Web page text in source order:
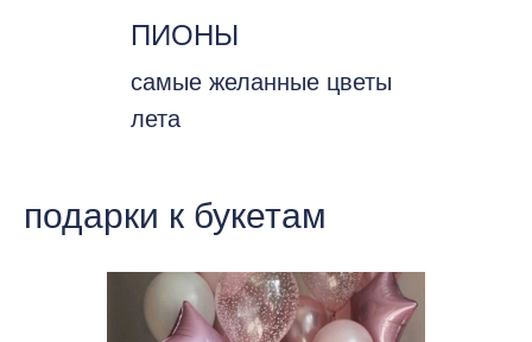
ПИОНЫ
самые желанные цветы
лета
подарки к букетам